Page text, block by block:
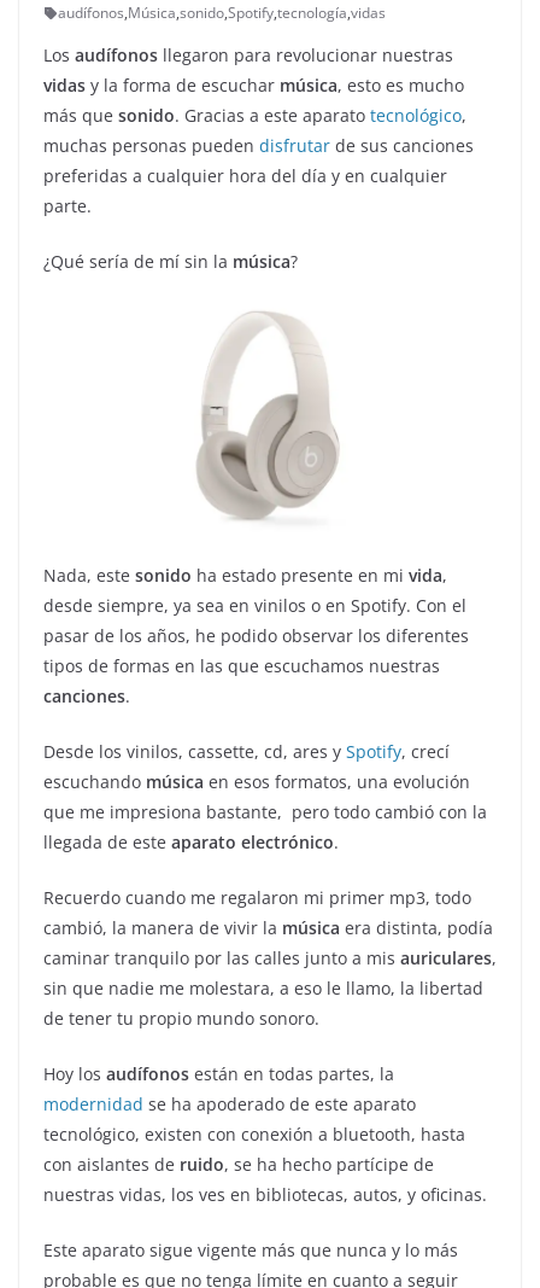
audífonos,Música,sonido,Spotify,tecnología,vidas
Los audífonos llegaron para revolucionar nuestras
vidas y la forma de escuchar música, esto es mucho
más que sonido. Gracias a este aparato tecnológico,
muchas personas pueden disfrutar de sus canciones
preferidas a cualquier hora del día y en cualquier
parte.
¿Qué sería de mí sin la música?
Nada, este sonido ha estado presente en mi vida,
desde siempre, ya sea en vinilos o en Spotify. Con el
pasar de los años, he podido observar los diferentes
tipos de formas en las que escuchamos nuestras
canciones.
Desde los vinilos, cassette, cd, ares y Spotify, crecí
escuchando música en esos formatos, una evolución
que me impresiona bastante, pero todo cambió con la
llegada de este aparato electrónico.
Recuerdo cuando me regalaron mi primer mp3, todo
cambió, la manera de vivir la música era distinta, podía
caminar tranquilo por las calles junto a mis auriculares,
sin que nadie me molestara, a eso le llamo, la libertad
de tener tu propio mundo sonoro.
Hoy los audífonos están en todas partes, la
modernidad se ha apoderado de este aparato
tecnológico, existen con conexión a bluetooth, hasta
con aislantes de ruido, se ha hecho partícipe de
nuestras vidas, los ves en bibliotecas, autos, y oficinas.
Este aparato sigue vigente más que nunca y lo más
probable es que no tenga límite en cuanto a seguir